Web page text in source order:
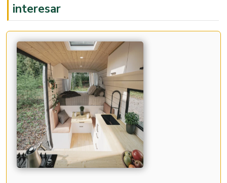
interesar